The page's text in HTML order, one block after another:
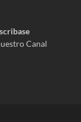
Canal